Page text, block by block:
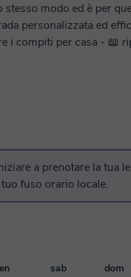
modo ed è per
personalizzata ed
i compiti per casa - 📖
capo. 🗓️ I miei orari sono flessibili. Se
contattami e fammi sapere
a prenotare la tua
fuso orario locale.
sab
dom